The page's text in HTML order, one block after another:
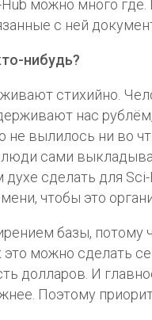
можно много
с ней
нибудь?
стихийно.
нас
не вылилось ни во
люди сами
сделать для
чтобы это
базы, потому
это можно сделать
долларов. И
Поэтому